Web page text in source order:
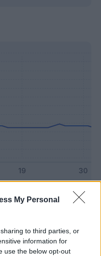
My Personal
to third parties, or
information for
use the below opt-out
Titolare 33 - 86